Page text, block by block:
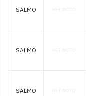
SALMO
SALMO
SALMO